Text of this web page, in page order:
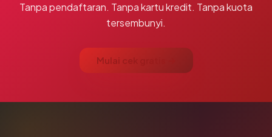
Tanpa pendaftaran. Tanpa kartu kredit. Tanpa kuota
tersembunyi.
Mulai cek gratis →